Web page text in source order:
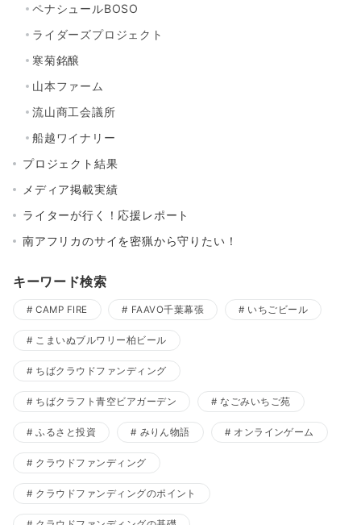
ペナシュールBOSO
ライダーズプロジェクト
寒菊銘醸
山本ファーム
流山商工会議所
船越ワイナリー
プロジェクト結果
メディア掲載実績
ライターが行く！応援レポート
南アフリカのサイを密猟から守りたい！
キーワード検索
CAMP FIRE FAAVO千葉幕張 いちごビール
こまいぬブルワリー柏ビール
ちばクラウドファンディング
ちばクラフト青空ビアガーデン なごみいちご苑
ふるさと投資 みりん物語 オンラインゲーム
クラウドファンディング
クラウドファンディングのポイント